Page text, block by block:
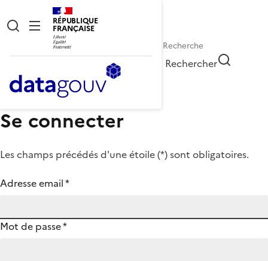
RÉPUBLIQUE
FRANÇAISE
Rechercher
Se connecter
Les champs précédés d'une étoile (*) sont obligatoires.
Adresse email*
Mot de passe*